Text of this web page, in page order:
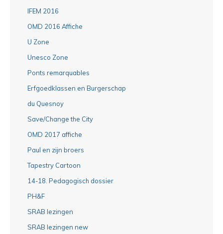
IFEM 2016
OMD 2016 Affiche
U Zone
Unesco Zone
Ponts remarquables
Erfgoedklassen en Burgerschap
du Quesnoy
Save/Change the City
OMD 2017 affiche
Paul en zijn broers
Tapestry Cartoon
14-18. Pedagogisch dossier
PH&F
SRAB lezingen
SRAB lezingen new